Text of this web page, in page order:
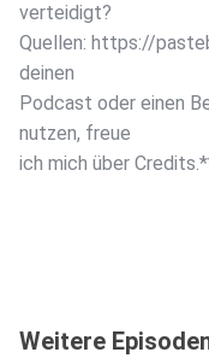
verteidigt?
Quellen: https://
deinen
Podcast oder einen
nutzen, freue
ich mich über
Weitere